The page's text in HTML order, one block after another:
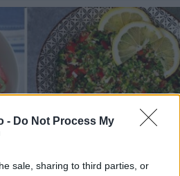
- Do Not Process My
sale, sharing to third parties, or